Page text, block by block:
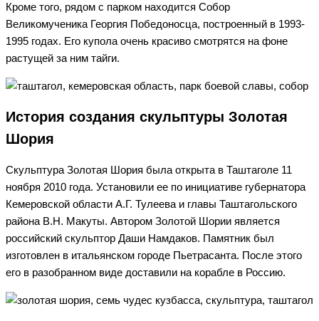
Кроме того, рядом с парком находится Собор
Великомученика Георгия Победоносца, построенный в 1993-
1995 годах. Его купола очень красиво смотрятся на фоне
растущей за ним тайги.
История создания скульптуры Золотая
Шория
Скульптура Золотая Шория была открыта в Таштаголе 11
ноября 2010 года. Установили ее по инициативе губернатора
Кемеровской области А.Г. Тулеева и главы Таштагольского
района В.Н. Макуты. Автором Золотой Шории является
российский скульптор Даши Намдаков. Памятник был
изготовлен в итальянском городе Пьетрасанта. После этого
его в разобранном виде доставили на корабле в Россию.